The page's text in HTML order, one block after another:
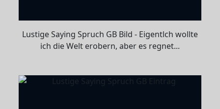
Lustige Saying Spruch GB Bild - Eigentlch wollte
ich die Welt erobern, aber es regnet...